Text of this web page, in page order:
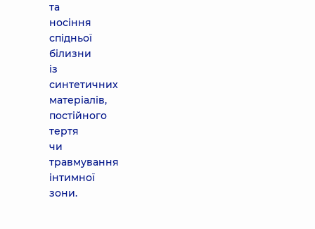
та
носіння
спідньої
білизни
із
синтетичних
матеріалів,
постійного
тертя
чи
травмування
інтимної
зони.